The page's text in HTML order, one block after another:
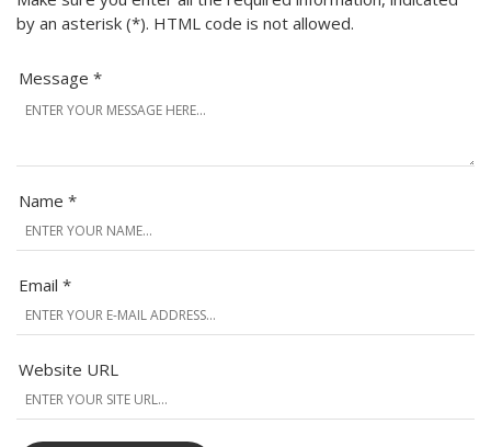
by an asterisk (*). HTML code is not allowed.
Message *
Name *
Email *
Website URL